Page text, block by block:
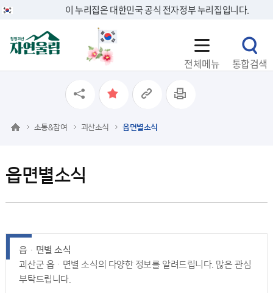
이 누리집은 대한민국 공식 전자정부 누리집입니다.
전체메뉴 통합검색
읍면별소식
소통&참여 괴산소식 읍면별소식
읍ㆍ면별 소식
괴산군 읍ㆍ면별 소식의 다양한 정보를 알려드립니다. 많은 관심
부탁드립니다.